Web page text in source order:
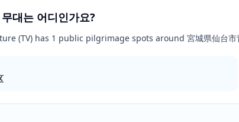
대는 어디인가요?
(TV) has 1 public pilgrimage spots around 宮城県仙台市